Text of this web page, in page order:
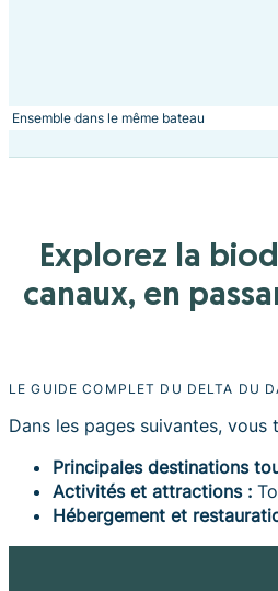
Ensemble dans le même bateau
Explorez la
canaux, en
LE GUIDE COMPLET DU DELTA DU
Dans les pages suivantes,
Principales destinations
Activités et attractions :
Hébergement et